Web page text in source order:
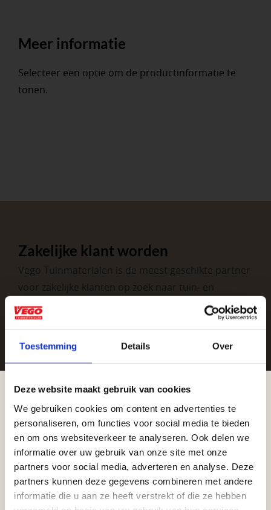
Toestemming Details Over
Deze website maakt gebruik van cookies
We gebruiken cookies om content en advertenties te
personaliseren, om functies voor social media te bieden
en om ons websiteverkeer te analyseren. Ook delen we
informatie over uw gebruik van onze site met onze
partners voor social media, adverteren en analyse. Deze
partners kunnen deze gegevens combineren met andere
informatie die u aan ze heeft verstrekt of die ze hebben
Meer informatie
Selecteer een optie om de productinformatie te
tonen.
Zakelijke klant worden
Vego Tuinmaterialen is de meest geschikte partner
voor zakelijke klanten op zoek naar tuin- en
infraproducten. Als professionele leverancier van
tuinmaterialen bieden wij een breed assortiment
zakelijke mogelijkheden
Vrijblijvend advies?
Aangepaste openingstijden tijdens de
vakantieperiode
Waardenburg en Vego Dordrecht hanteren tijdens
de vakantieperiode aangepaste openingstijden op
zaterdag. Bekijk de vestigingspagina voor de